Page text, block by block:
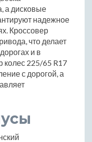
а дисковые
надежное
Кроссовер
что делает
и в
колес 225/65 R17
с дорогой, а